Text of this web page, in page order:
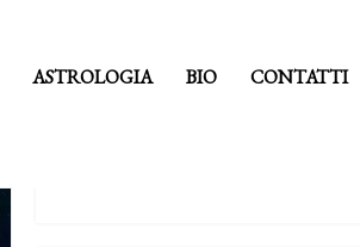
ASTROLOGIA BIO CONTATTI